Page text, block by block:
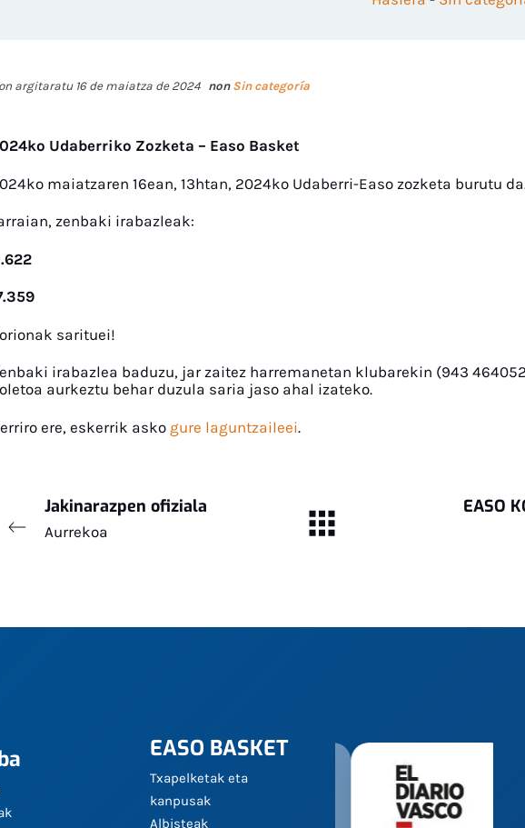
argitaratu 16 de maiatza de 2024 non Sin categoría
Udaberriko Zozketa – Easo Basket
maiatzaren 16ean, 13htan, 2024ko Udaberri-Easo zozketa burutu
zenbaki irabazleak:
sarituei!
irabazlea baduzu, jar zaitez harremanetan klubarekin (943
aurkeztu behar duzula saria jaso ahal izateko.
ere, eskerrik asko gure laguntzaileei.
Jakinarazpen ofiziala
Aurrekoa
EASO
EASO BASKET
Txapelketak eta
kanpusak
Albisteak